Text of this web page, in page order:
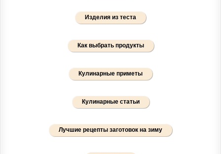
Изделия из теста
Как выбрать продукты
Кулинарные приметы
Кулинарные статьи
Лучшие рецепты заготовок на зиму